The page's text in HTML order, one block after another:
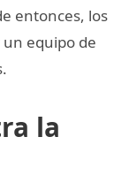
entonces, los
equipo de
la